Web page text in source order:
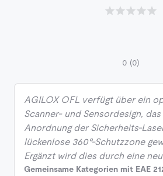
0 (0)
AGILOX OFL verfügt über ein
Scanner- und Sensordesign,
Anordnung der Sicherheits-
lückenlose 360°-Schutzzone
Ergänzt wird dies durch eine
Gemeinsame Kategorien mit EAE